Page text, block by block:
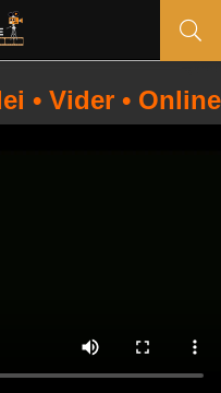
• Vider • Online